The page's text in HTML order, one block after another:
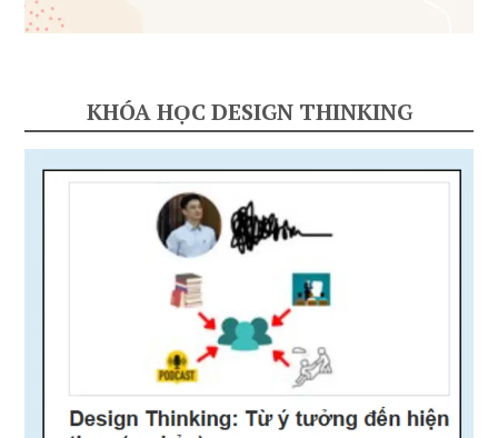
KHÓA HỌC DESIGN THINKING